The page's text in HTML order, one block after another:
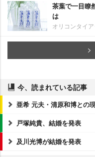
茶葉で一目瞭
は
オリコンタイ
今、読まれている記事
亜希 元夫・清原和博との
戸塚純貴、結婚を発表
及川光博が結婚を発表